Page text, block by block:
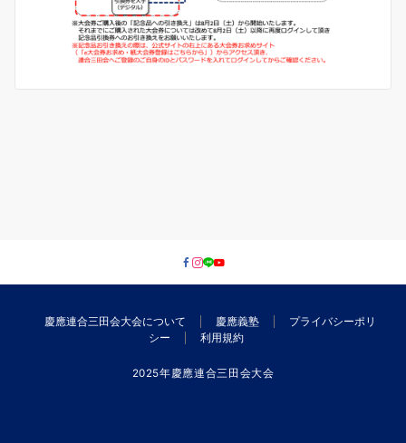
慶應連合三田会大会について 慶應義塾
プライバシーポリ
シー
利用規約
2025年慶應連合三田会大会